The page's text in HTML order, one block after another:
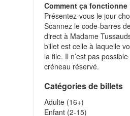
Comment ça fonctionne
Présentez-vous le jour
Scannez le code-barres
direct à Madame
billet est celle à laquelle
la file. Il n’est pas
créneau réservé.
Catégories de billets
Adulte (16+)
Enfant (2‑15)